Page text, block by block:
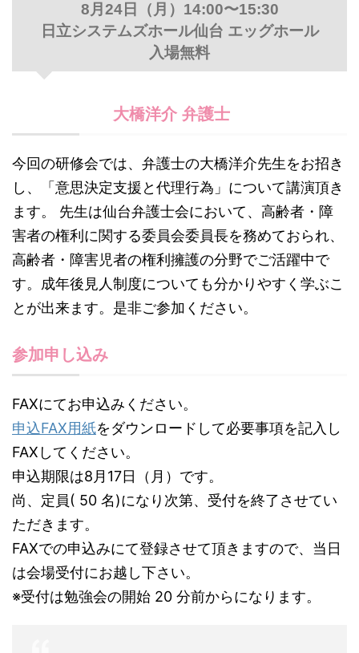
8月24日（月）14:00〜15:30
日立システムズホール仙台 エッグホール
入場無料
大橋洋介 弁護士
今回の研修会では、弁護士の大橋洋介先生をお招き
し、「意思決定支援と代理行為」について講演頂き
ます。 先生は仙台弁護士会において、高齢者・障
害者の権利に関する委員会委員長を務めておられ、
高齢者・障害児者の権利擁護の分野でご活躍中で
す。成年後見人制度についても分かりやすく学ぶこ
とが出来ます。是非ご参加ください。
参加申し込み
FAXにてお申込みください。
申込FAX用紙をダウンロードして必要事項を記入し
FAXしてください。
申込期限は8月17日（月）です。
尚、定員( 50 名)になり次第、受付を終了させてい
ただきます。
FAXでの申込みにて登録させて頂きますので、当日
は会場受付にお越し下さい。
※受付は勉強会の開始 20 分前からになります。